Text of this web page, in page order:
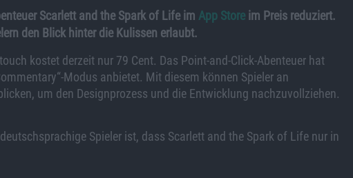
Scarlett and the Spark of Life im App Store im Preis reduziert.
den Blick hinter die Kulissen erlaubt.
kostet derzeit nur 79 Cent. Das Point-and-Click-Abenteuer hat
Modus anbietet. Mit diesem können Spieler an
um den Designprozess und die Entwicklung nachzuvollziehen.
Spieler ist, dass Scarlett and the Spark of Life nur in